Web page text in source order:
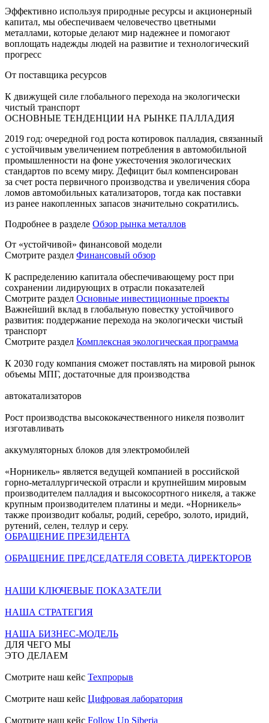
Эффективно используя природные ресурсы и акционерный
капитал, мы обеспечиваем человечество цветными
металлами, которые делают мир надежнее и помогают
воплощать надежды людей на развитие и технологический
прогресс
От поставщика ресурсов
К движущей силе глобального перехода на экологически
чистый транспорт
ОСНОВНЫЕ ТЕНДЕНЦИИ НА РЫНКЕ ПАЛЛАДИЯ
2019 год: очередной год роста котировок палладия, связанный
с устойчивым увеличением потребления в автомобильной
промышленности на фоне ужесточения экологических
стандартов по всему миру. Дефицит был компенсирован
за счет роста первичного производства и увеличения сбора
ломов автомобильных катализаторов, тогда как поставки
из ранее накопленных запасов значительно сократились.
Подробнее в разделе Обзор рынка металлов
От «устойчивой» финансовой модели
Смотрите раздел Финансовый обзор
К распределению капитала обеспечивающему рост при
сохранении лидирующих в отрасли показателей
Смотрите раздел Основные инвестиционные проекты
Важнейший вклад в глобальную повестку устойчивого
развития: поддержание перехода на экологически чистый
транспорт
Смотрите раздел Комплексная экологическая программа
К 2030 году компания сможет поставлять на мировой рынок
объемы МПГ, достаточные для производства
автокатализаторов
Рост производства высококачественного никеля позволит
изготавливать
аккумуляторных блоков для электромобилей
«Норникель» является ведущей компанией в российской
горно-металлургической отрасли и крупнейшим мировым
производителем палладия и высокосортного никеля, а также
крупным производителем платины и меди. «Норникель»
также производит кобальт, родий, серебро, золото, иридий,
рутений, селен, теллур и серу.
ОБРАЩЕНИЕ ПРЕЗИДЕНТА
ОБРАЩЕНИЕ ПРЕДСЕДАТЕЛЯ СОВЕТА ДИРЕКТОРОВ
НАШИ КЛЮЧЕВЫЕ ПОКАЗАТЕЛИ
НАША СТРАТЕГИЯ
НАША БИЗНЕС-МОДЕЛЬ
ДЛЯ ЧЕГО МЫ
ЭТО ДЕЛАЕМ
Смотрите наш кейс Техпрорыв
Смотрите наш кейс Цифровая лаборатория
Смотрите наш кейс Follow Up Siberia